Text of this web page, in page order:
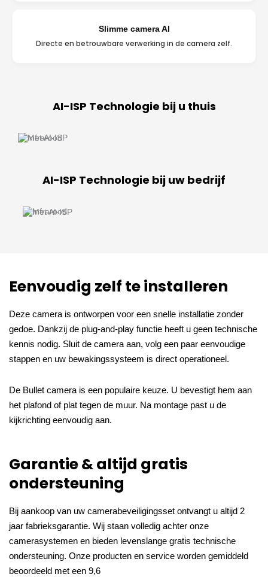
Slimme camera AI
Directe en betrouwbare verwerking in de camera zelf.
AI-ISP Technologie bij u thuis
AI-ISP Technologie bij uw bedrijf
Eenvoudig zelf te installeren
Deze camera is ontworpen voor een snelle installatie zonder
gedoe. Dankzij de plug-and-play functie heeft u geen technische
kennis nodig. Sluit de camera aan, volg een paar eenvoudige
stappen en uw bewakingssysteem is direct operationeel.
De Bullet camera is een populaire keuze. U bevestigt hem aan
het plafond of plat tegen de muur. Na montage past u de
kijkrichting eenvoudig aan.
Garantie & altijd gratis
ondersteuning
Bij aankoop van uw camerabeveiligingsset ontvangt u altijd 2
jaar fabrieksgarantie. Wij staan volledig achter onze
camerasystemen en bieden levenslange gratis technische
ondersteuning. Onze producten en service worden gemiddeld
beoordeeld met een 9,6